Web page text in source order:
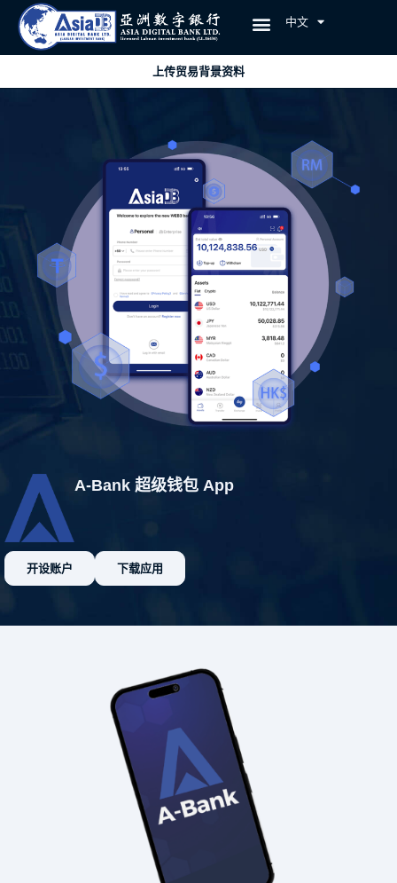
中文
EN
上传贸易背景资料
A-Bank 超级钱包 App
开设账户 下载应用